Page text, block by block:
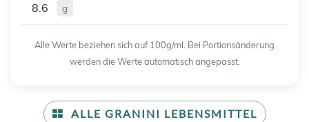
8.6
g
Alle Werte beziehen sich auf 100g/ml. Bei Portionsänderung
werden die Werte automatisch angepasst.
ALLE GRANINI LEBENSMITTEL